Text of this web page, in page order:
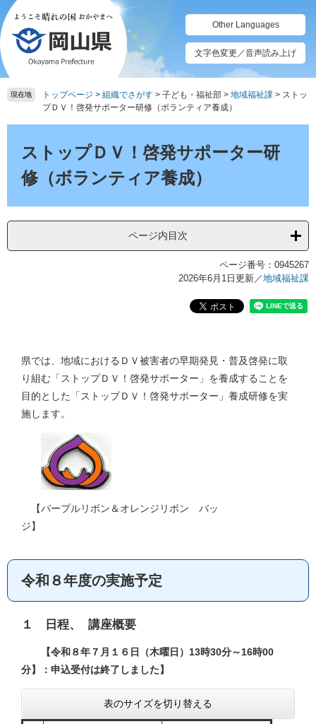
ペ
ー
ジ
の
先
頭
メ
ニ
ュ
ー
を
飛
て
Other Languages
文字色変更／音声読み上げ
現在地 トップページ > 組織でさがす > 子ども・福祉部 > 地域福祉課 > ストッ
プＤＶ！啓発サポーター研修（ボランティア養成）
ストップＤＶ！啓発サポーター研
修（ボランティア養成）
ページ内目次
ページ番号：0945267
2026年6月1日更新／地域福祉課
県では、地域におけるＤＶ被害者の早期発見・普及啓発に取
り組む「ストップＤＶ！啓発サポーター」を養成することを
目的とした「ストップＤＶ！啓発サポーター」養成研修を実
施します。
【パープルリボン＆オレンジリボン バッ
ジ】
令和８年度の実施予定
１　日程、 講座概要
【令和８年７月１６日（木曜日）13時30分～16時00
分】：申込受付は終了しました】
表のサイズを切り替える